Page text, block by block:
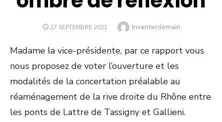
POSTED
27 SEPTEMBRE 2021 Author
Inventerdemain
Madame la vice-présidente, par ce rapport vous
nous proposez de voter l’ouverture et les
modalités de la concertation préalable au
réaménagement de la rive droite du Rhône entre
les ponts de Lattre de Tassigny et Gallieni.